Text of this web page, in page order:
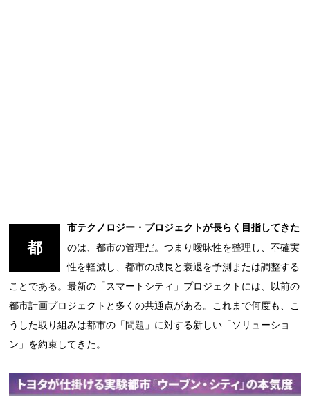
都
市テクノロジー・プロジェクトが長らく目指してきた
のは、都市の管理だ。つまり曖昧性を整理し、不確実
性を軽減し、都市の成長と衰退を予測または調整する
ことである。最新の「スマートシティ」プロジェクトには、以前の
都市計画プロジェクトと多くの共通点がある。これまで何度も、こ
うした取り組みは都市の「問題」に対する新しい「ソリューショ
ン」を約束してきた。